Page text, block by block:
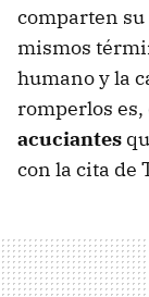
comparten su
mismos
humano y la
romperlos es,
acuciantes
con la cita de